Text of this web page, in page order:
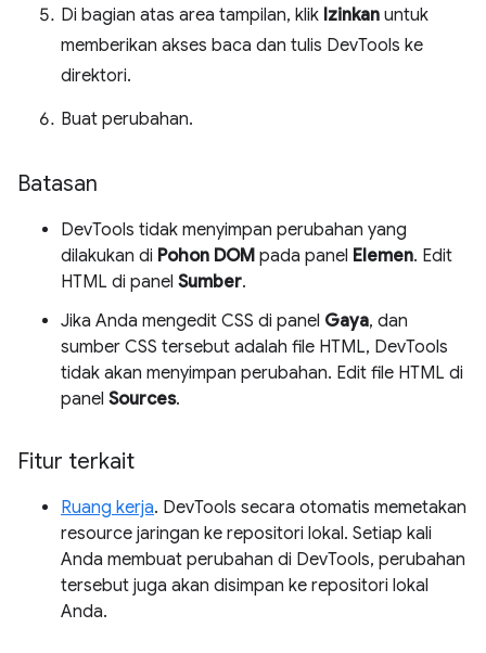
Di bagian atas area tampilan, klik Izinkan untuk
memberikan akses baca dan tulis DevTools ke
direktori.
Buat perubahan.
Batasan
DevTools tidak menyimpan perubahan yang
dilakukan di Pohon DOM pada panel Elemen. Edit
HTML di panel Sumber.
Jika Anda mengedit CSS di panel Gaya, dan
sumber CSS tersebut adalah file HTML, DevTools
tidak akan menyimpan perubahan. Edit file HTML di
panel Sources.
Fitur terkait
Ruang kerja. DevTools secara otomatis memetakan
resource jaringan ke repositori lokal. Setiap kali
Anda membuat perubahan di DevTools, perubahan
tersebut juga akan disimpan ke repositori lokal
Anda.